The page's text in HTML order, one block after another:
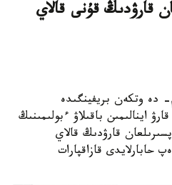
قارۋدىڭ قۇنى قالاي
دە وتكەن بريفينگىدە
اينالىمىن باقىلاۋ ءبولىمىنىڭ
قارۋدىڭ قالاي
حابارلايدى قازاقپارات